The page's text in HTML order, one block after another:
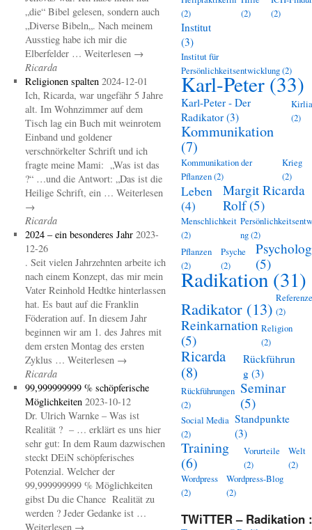
„die“ Bibel gelesen, sondern auch
„Diverse Bibeln„. Nach meinem
Ausstieg habe ich mir die
Elberfelder … Weiterlesen →
Ricarda
Religionen spalten 2024-12-01
Ich, Ricarda, war ungefähr 5 Jahre
alt. Im Wohnzimmer auf dem
Tisch lag ein Buch mit weinrotem
Einband und goldener
verschnörkelter Schrift und ich
fragte meine Mami: „Was ist das
?“ …und die Antwort: „Das ist die
Heilige Schrift, ein … Weiterlesen
→
Ricarda
2024 – ein besonderes Jahr 2023-
12-26
. Seit vielen Jahrzehnten arbeite ich
nach einem Konzept, das mir mein
Vater Reinhold Hedtke hinterlassen
hat. Es baut auf die Franklin
Föderation auf. In diesem Jahr
beginnen wir am 1. des Jahres mit
dem ersten Montag des ersten
Zyklus … Weiterlesen →
Ricarda
99,999999999 % schöpferische
Möglichkeiten 2023-10-12
Dr. Ulrich Warnke – Was ist
Realität ? – … erklärt es uns hier
sehr gut: In dem Raum dazwischen
steckt DEiN schöpferisches
Potenzial. Welcher der
99,999999999 % Möglichkeiten
gibst Du die Chance Realität zu
werden ? Jeder Gedanke ist …
Weiterlesen →
(2)
(2)
(2)
Institut
(3)
Institut für
Persönlichkeitsentwicklung(2)
Karl-Peter (33)
Karl-Peter - Der
Radikator (3)
(2)
Kommunikation
(7)
Kommunikation der
Pflanzen(2)
Krieg
(2)
Leben
(4)
Margit Ricarda
Rolf(5)
Menschlichkeit
(2)
ng(2)
Pflanzen
(2)
Psyche
(2)
(5)
Radikation(31)
Radikator (13) (2)
Reinkarnation
(5)
Religion
(2)
Ricarda
(8)
Rückführun
g (3)
Rückführungen
(2)
Seminar
(5)
Social Media
(2)
Standpunkte
(3)
Training
(6)
Vorurteile
(2)
Welt
(2)
Wordpress
(2)
Wordpress-Blog
(2)
TWiTTER – Radikation :